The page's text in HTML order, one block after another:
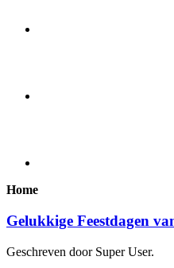
Home
Gelukkige Feestdagen
Geschreven door Super User.